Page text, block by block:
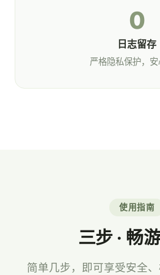
0
日志留存
严格隐私保护，安
使用指南
三步 · 畅
简单几步，即可享受安全、